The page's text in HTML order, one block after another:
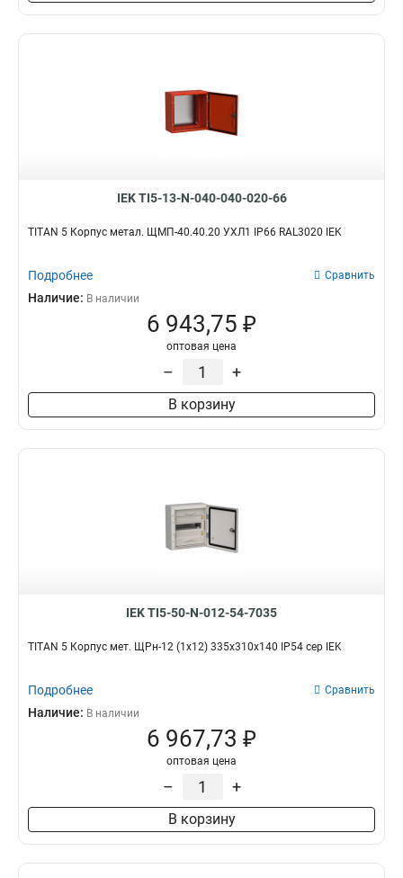
IEK TI5-13-N-040-040-020-66
TITAN 5 Корпус метал. ЩМП-40.40.20 УХЛ1 IP66 RAL3020 IEK
Подробнее Сравнить
Наличие: В наличии
6 943,75 ₽
оптовая цена
– +
В корзину
IEK TI5-50-N-012-54-7035
TITAN 5 Корпус мет. ЩРн-12 (1х12) 335х310х140 IP54 сер IEK
Подробнее Сравнить
Наличие: В наличии
6 967,73 ₽
оптовая цена
– +
В корзину